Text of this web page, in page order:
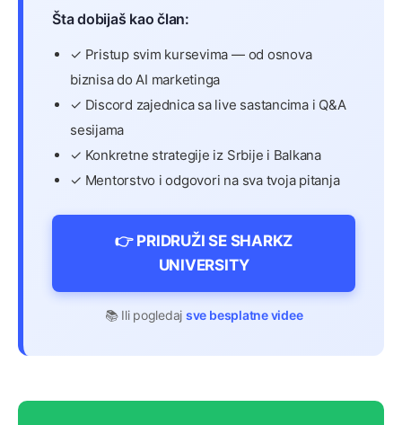
Šta dobijaš kao član:
✓ Pristup svim kursevima — od osnova
biznisa do AI marketinga
✓ Discord zajednica sa live sastancima i Q&A
sesijama
✓ Konkretne strategije iz Srbije i Balkana
✓ Mentorstvo i odgovori na sva tvoja pitanja
👉 PRIDRUŽI SE SHARKZ
UNIVERSITY
📚 Ili pogledaj sve besplatne videe